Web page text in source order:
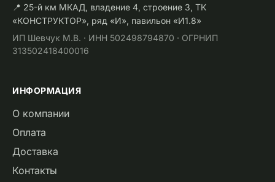
📍 25-й км МКАД, владение 4, строение 3, ТК
«КОНСТРУКТОР», ряд «И», павильон «И1.8»
ИП Шевчук М.В. · ИНН 502498794870 · ОГРНИП
313502418400016
ИНФОРМАЦИЯ
О компании
Оплата
Доставка
Контакты